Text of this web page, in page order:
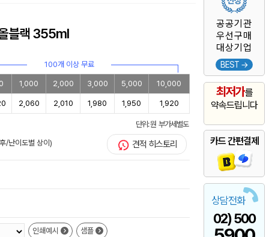
공공기관
우선구매
대상기업
BEST →
최저가를
약속드립니다
카드 간편결제
상담전화
02) 500
블랙 355ml
100개 이상 무료
1,000 2,000 3,000 5,000 10,000
2,060 2,010 1,980 1,950 1,920
단위: 원 부가세별도
/난이도별 상이) 견적 히스토리
인쇄예시 샘플